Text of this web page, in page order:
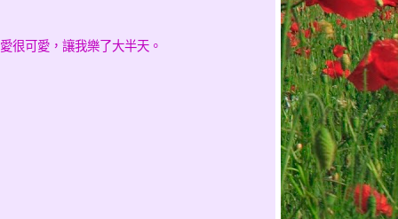
很可愛，讓我樂了大半天。